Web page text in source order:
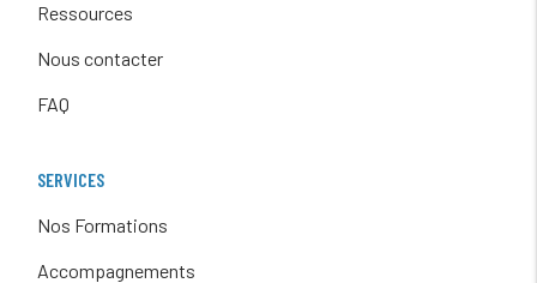
Ressources
Nous contacter
FAQ
SERVICES
Nos Formations
Accompagnements